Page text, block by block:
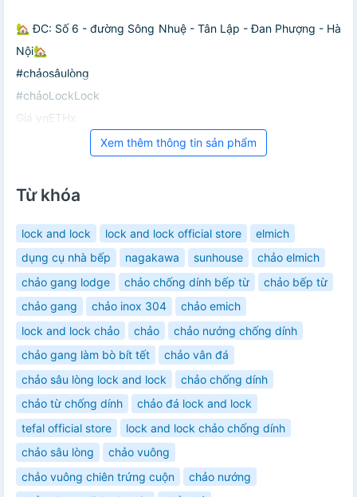
🏡 ĐC: Số 6 - đường Sông Nhuệ - Tân Lập - Đan Phượng - Hà
Nội🏡
#chảosâulòng
#chảoLockLock
Giá ynETHx
Xem thêm thông tin sản phẩm
Từ khóa
lock and lock lock and lock official store
elmich
dụng cụ nhà bếp
nagakawa sunhouse
chảo elmich
chảo gang lodge
chảo chống dính bếp từ
chảo bếp từ
chảo gang
chảo inox 304
chảo emich
lock and lock chảo
chảo
chảo nướng chống dính
chảo gang làm bò bít tết
chảo vân đá
chảo sâu lòng lock and lock
chảo chống dính
chảo từ chống dính
chảo đá lock and lock
tefal official store
lock and lock chảo chống dính
chảo sâu lòng
chảo vuông
chảo vuông chiên trứng cuộn
chảo nướng